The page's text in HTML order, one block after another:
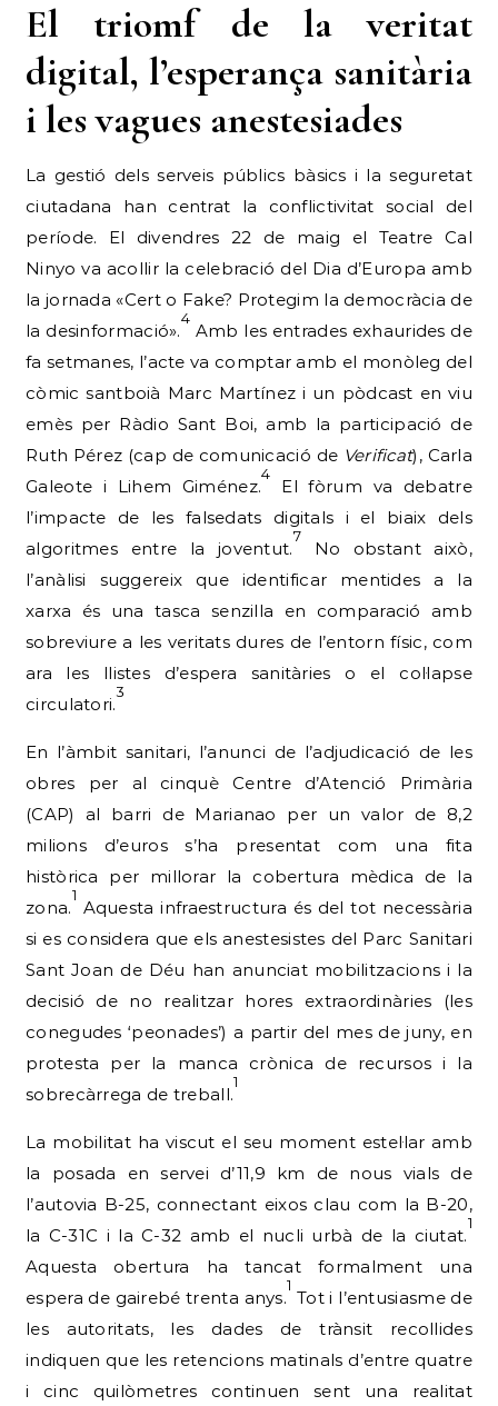
El triomf de la veritat
digital, l’esperança sanitària
i les vagues anestesiades
La gestió dels serveis públics bàsics i la seguretat
ciutadana han centrat la conflictivitat social del
període. El divendres 22 de maig el Teatre Cal
Ninyo va acollir la celebració del Dia d’Europa amb
la jornada «Cert o Fake? Protegim la democràcia de
la desinformació».
4
Amb les entrades exhaurides de
fa setmanes, l’acte va comptar amb el monòleg del
còmic santboià Marc Martínez i un pòdcast en viu
emès per Ràdio Sant Boi, amb la participació de
Ruth Pérez (cap de comunicació de Verificat), Carla
Galeote i Lihem Giménez.
4
El fòrum va debatre
l’impacte de les falsedats digitals i el biaix dels
algoritmes entre la joventut.
7
No obstant això,
l’anàlisi suggereix que identificar mentides a la
xarxa és una tasca senzilla en comparació amb
sobreviure a les veritats dures de l’entorn físic, com
ara les llistes d’espera sanitàries o el col·lapse
circulatori.
3
En l’àmbit sanitari, l’anunci de l’adjudicació de les
obres per al cinquè Centre d’Atenció Primària
(CAP) al barri de Marianao per un valor de 8,2
milions d’euros s’ha presentat com una fita
històrica per millorar la cobertura mèdica de la
zona.
1
Aquesta infraestructura és del tot necessària
si es considera que els anestesistes del Parc Sanitari
Sant Joan de Déu han anunciat mobilitzacions i la
decisió de no realitzar hores extraordinàries (les
conegudes ‘peonades’) a partir del mes de juny, en
protesta per la manca crònica de recursos i la
sobrecàrrega de treball.
1
La mobilitat ha viscut el seu moment estel·lar amb
la posada en servei d’11,9 km de nous vials de
l’autovia B-25, connectant eixos clau com la B-20,
la C-31C i la C-32 amb el nucli urbà de la ciutat.
1
Aquesta obertura ha tancat formalment una
espera de gairebé trenta anys.
1
Tot i l’entusiasme de
les autoritats, les dades de trànsit recollides
indiquen que les retencions matinals d’entre quatre
i cinc quilòmetres continuen sent una realitat